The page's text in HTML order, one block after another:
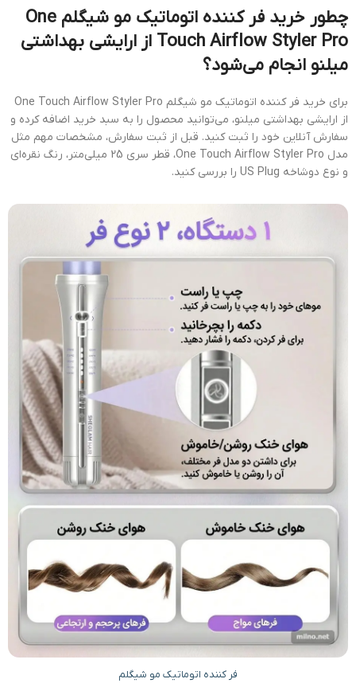
چطور خرید فر کننده اتوماتیک مو شیگلم One
Touch Airflow Styler Pro از ارایشی بهداشتی
میلنو انجام می‌شود؟
برای خرید فر کننده اتوماتیک مو شیگلم One Touch Airflow Styler Pro
از ارایشی بهداشتی میلنو، می‌توانید محصول را به سبد خرید اضافه کرده و
سفارش آنلاین خود را ثبت کنید. قبل از ثبت سفارش، مشخصات مهم مثل
مدل One Touch Airflow Styler Pro، قطر سری 25 میلی‌متر، رنگ نقره‌ای
و نوع دوشاخه US Plug را بررسی کنید.
فر کننده اتوماتیک مو شیگلم